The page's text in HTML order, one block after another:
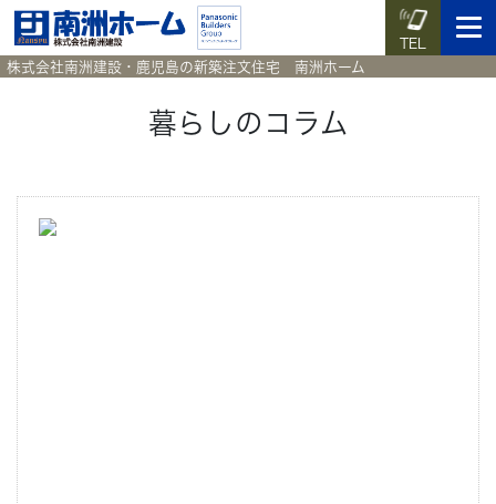
TEL
株式会社南洲建設・鹿児島の新築注文住宅 南洲ホーム
暮らしのコラム